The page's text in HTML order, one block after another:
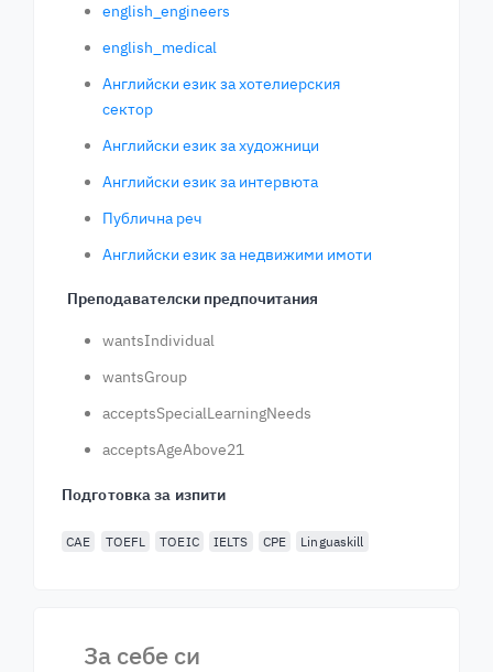
english_engineers
english_medical
Английски език за хотелиерския
сектор
Английски език за художници
Английски език за интервюта
Публична реч
Английски език за недвижими имоти
Преподавателски предпочитания
wantsIndividual
wantsGroup
acceptsSpecialLearningNeeds
acceptsAgeAbove21
Подготовка за изпити
CAE TOEFL TOEIC IELTS CPE Linguaskill
За себе си